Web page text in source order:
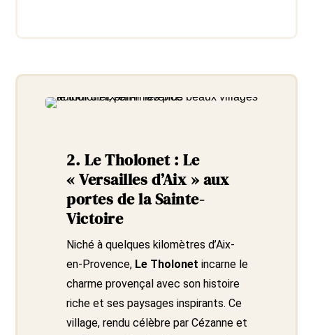
2. Le Tholonet : Le
« Versailles d’Aix » aux
portes de la Sainte-
Victoire
Niché à quelques kilomètres d’Aix-
en-Provence, Le Tholonet incarne le
charme provençal avec son histoire
riche et ses paysages inspirants. Ce
village, rendu célèbre par Cézanne et